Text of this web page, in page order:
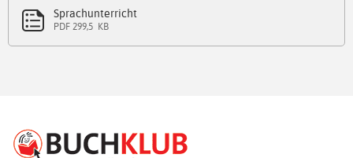
Sprachunterricht
PDF 299,5 KB